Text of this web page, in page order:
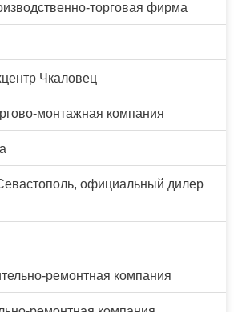
торговая фирма
Чкаловец
монтажная компания
официальный дилер
ремонтная компания